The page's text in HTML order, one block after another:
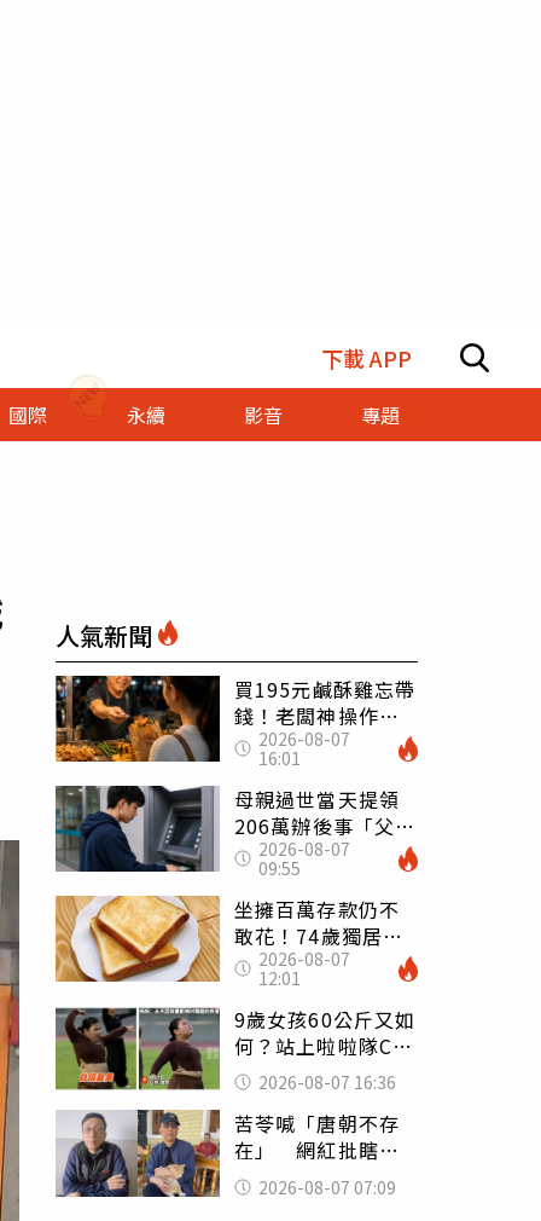
下載 APP
國際 永續 影音 專題
人氣新聞
買195元鹹酥雞忘帶
錢！老闆神操作
「倒找5元」 全網
看哭：這就是台灣
2026-08-07
16:01
母親過世當天提領
206萬辦後事「父子
遭判刑」 律師：
搶錢先下手是罪
2026-08-07
09:55
坐擁百萬存款仍不
敢花！74歲獨居翁
「1餐只吃1片吐
司」 半年後暴瘦
嚇壞女兒
2026-08-07
12:01
9歲女孩60公斤又如
何？站上啦啦隊C位
驚艷全場 千萬網
友被圈粉
2026-08-07 16:36
苦苓喊「唐朝不存
在」 網紅批瞎編
歷史：李白、杜甫
用鮮卑文寫詩？
2026-08-07 07:09